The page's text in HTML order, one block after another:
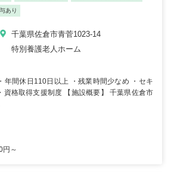
あり
千葉県佐倉市青菅1023-14
特別養護老人ホーム
年間休日110日以上 ・残業時間少なめ ・セキ
資格取得支援制度 【施設概要】 千葉県佐倉市
円～